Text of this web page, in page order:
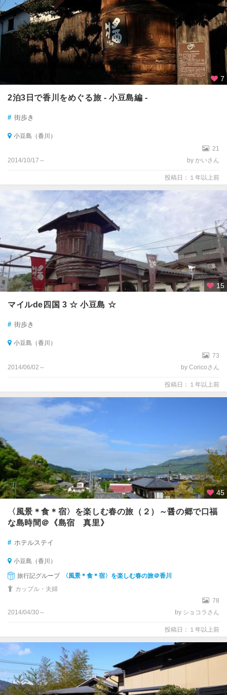
7
2泊3日で香川をめぐる旅 - 小豆島編 -
# 街歩き
小豆島（香川）
21
2014/10/17～
by かいさん
投稿日：１年以上前
15
マイルde四国 3 ☆ 小豆島 ☆
# 街歩き
小豆島（香川）
73
2014/06/02～
by Coricoさん
投稿日：１年以上前
45
〈風景＊食＊宿〉を楽しむ春の旅（２）～醤の郷で口福
な島時間＠《島宿 真里》
# ホテルステイ
小豆島（香川）
旅行記グループ
〈風景＊食＊宿〉を楽しむ春の旅＠香川
カップル・夫婦
78
2014/04/30～
by ショコラさん
投稿日：１年以上前